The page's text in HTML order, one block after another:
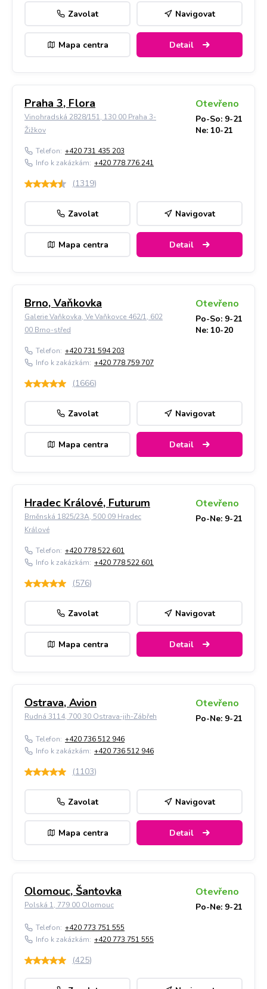
Zavolat Navigovat
Mapa centra Detail
Praha 3, Flora
Vinohradská 2828/151, 130 00 Praha 3-
Žižkov
Otevřeno
Po-So: 9-21
Ne: 10-21
Telefon: +420 731 435 203
Info k zakázkám: +420 778 776 241
(1319)
Zavolat Navigovat
Mapa centra Detail
Brno, Vaňkovka
Galerie Vaňkovka, Ve Vaňkovce 462/1, 602
00 Brno-střed
Otevřeno
Po-So: 9-21
Ne: 10-20
Telefon: +420 731 594 203
Info k zakázkám: +420 778 759 707
(1666)
Zavolat Navigovat
Mapa centra Detail
Hradec Králové, Futurum
Brněnská 1825/23A, 500 09 Hradec
Králové
Otevřeno
Po-Ne: 9-21
Telefon: +420 778 522 601
Info k zakázkám: +420 778 522 601
(576)
Zavolat Navigovat
Mapa centra Detail
Ostrava, Avion
Rudná 3114, 700 30 Ostrava-jih-Zábřeh
Otevřeno
Po-Ne: 9-21
Telefon: +420 736 512 946
Info k zakázkám: +420 736 512 946
(1103)
Zavolat Navigovat
Mapa centra Detail
Olomouc, Šantovka
Polská 1, 779 00 Olomouc
Otevřeno
Po-Ne: 9-21
Telefon: +420 773 751 555
Info k zakázkám: +420 773 751 555
(425)